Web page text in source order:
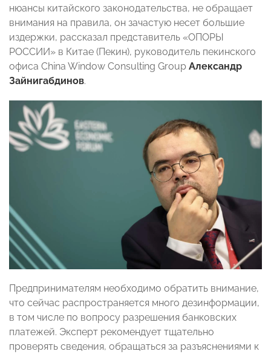
нюансы китайского законодательства, не обращает
внимания на правила, он зачастую несет большие
издержки, рассказал представитель «ОПОРЫ
РОССИИ» в Китае (Пекин), руководитель пекинского
офиса China Window Consulting Group Александр
Зайнигабдинов.
Предпринимателям необходимо обратить внимание,
что сейчас распространяется много дезинформации,
в том числе по вопросу разрешения банковских
платежей. Эксперт рекомендует тщательно
проверять сведения, обращаться за разъяснениями к